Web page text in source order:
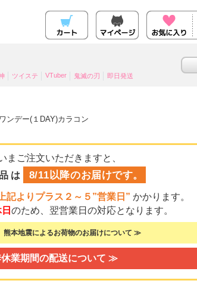
ツイステ VTuber 鬼滅の刃 即日発送
ンデー(１DAY)カラコン
まご注文いただきますと、
は
8/11以降のお届けです。
上記よりプラス２～５”営業日” かかります。
のため、翌営業日の対応となります。
熊本地震によるお荷物のお届けについて ≫
業期間の配送について ≫